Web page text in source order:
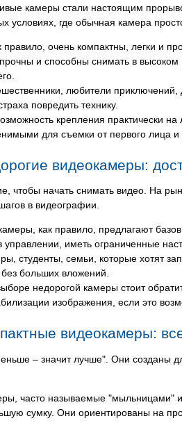
камеры стали настоящим
условиях, где обычная камера
очень компактны, легки и
и способны снимать в
любители приключений,
повредить технику.
крепления практически
для съемки от первого лица и
видеокамеры:
чтобы начать снимать видео. На
в видеографии.
как правило, предлагают
управлении, иметь ограниченные
студенты, семьи, которые хотят
больших вложений.
недорогой камеры стоит
изображения, если это
видеокамеры:
– значит лучше". Они созданы
часто называемые "мыльницами"
сумку. Они ориентированы на